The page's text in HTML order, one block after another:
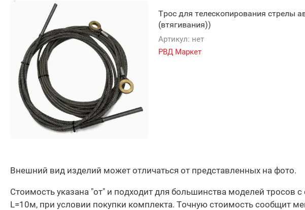
Трос для телескопирования стрелы
(втягивания))
Артикул: нет
РВД Маркет
Внешний вид изделий может отличаться от представленных на фото.
Стоимость указана "от" и подходит для большинства моделей
L=10м, при условии покупки комплекта. Точную стоимость сообщит